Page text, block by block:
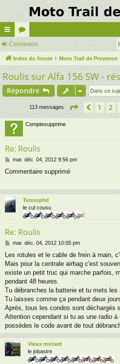
cc
ès
ra
pi
or
u
m
s
Connexion
Index du forum Moto Trail de Provence
Roulis sur Alfa 156 SW -
Répondre
113 messages Page 4 sur
1 2
Comptesupprime
Re: Roulis
M
s
g
e
mar. déc. 04, 2012 9:56 pm
Commentaire supprimé
Tennophil
le cul cousu
Re: Roulis
M
s
s
a
g
mar. déc. 04, 2012 10:05 pm
Les rotules et le cable de frein à main,
Mais pour la centrale airbag c'est
existe un petit truc qui marche parfois,
pendant 48 heures.
Tu débranches la batterie et tu mets
Tu laisses comme ça pendant deux
Après, tous les condos sont déchargés
Attention cependant si tu as une radio
possèdes le code avant de tout
Vieux motard
le jobastre